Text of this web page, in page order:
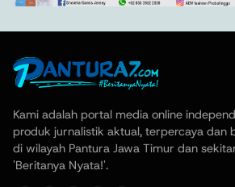
Kami adalah portal media online
produk jurnalistik aktual, terpercaya dan
di wilayah Pantura Jawa Timur dan
'Beritanya Nyata!'.